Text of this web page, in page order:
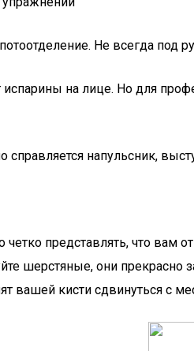
Не всегда под
на лице. Но для
напульсник,
представлять, что вам
шерстяные, они
вашей кисти сдвинуться с